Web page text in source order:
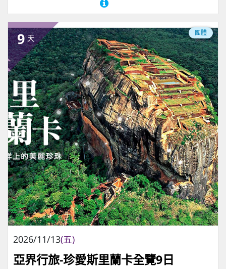
9 天
團體
2026/11/13(五)
亞界行旅-珍愛斯里蘭卡全覽9日